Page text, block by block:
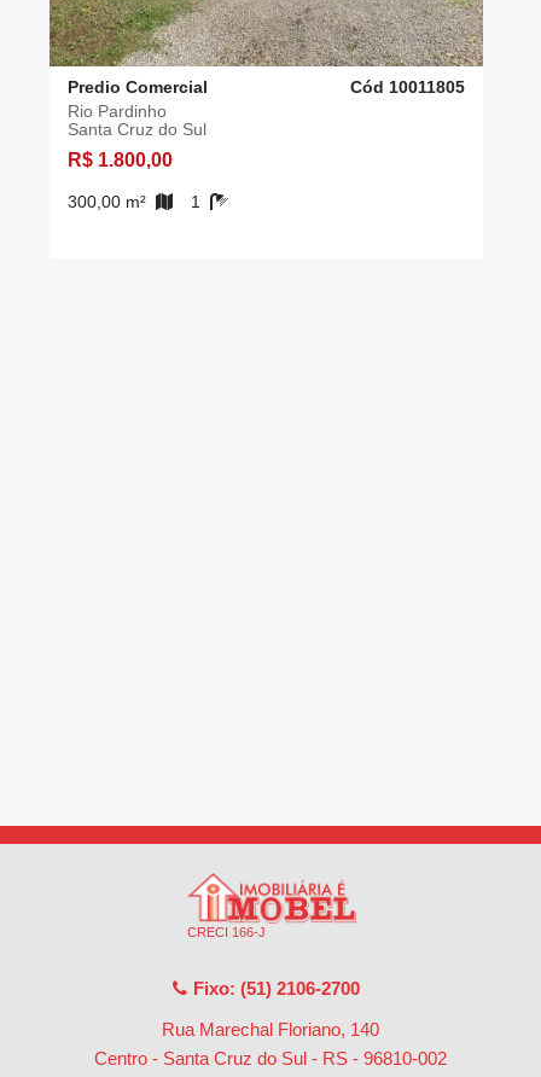
Predio Comercial
Cód 10011805
Rio Pardinho
Santa Cruz do Sul
R$ 1.800,00
300,00 m² 1
CRECI 166-J
Fixo: (51) 2106-2700
Rua Marechal Floriano, 140
Centro - Santa Cruz do Sul - RS - 96810-002